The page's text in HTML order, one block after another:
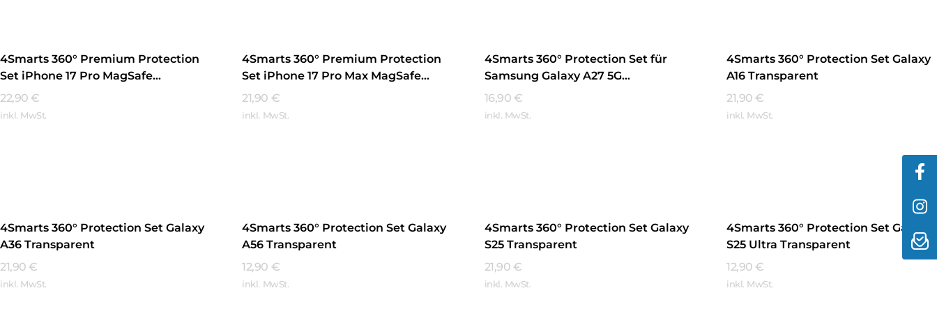
4Smarts 360° Premium Protection
Set iPhone 17 Pro MagSafe
Transparent
22,90 €
inkl. MwSt.
4Smarts 360° Premium Protection
Set iPhone 17 Pro Max MagSafe
Transparent
21,90 €
inkl. MwSt.
4Smarts 360° Protection Set für
Samsung Galaxy A27 5G
Transparent
16,90 €
inkl. MwSt.
4Smarts 360° Protection Set Galaxy
A16 Transparent
21,90 €
inkl. MwSt.
4Smarts 360° Protection Set Galaxy
A36 Transparent
21,90 €
inkl. MwSt.
4Smarts 360° Protection Set Galaxy
A56 Transparent
12,90 €
inkl. MwSt.
4Smarts 360° Protection Set Galaxy
S25 Transparent
21,90 €
inkl. MwSt.
4Smarts 360° Protection Set Galaxy
S25 Ultra Transparent
12,90 €
inkl. MwSt.